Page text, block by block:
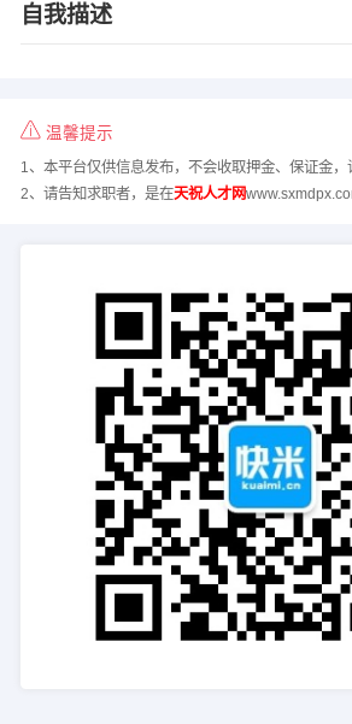
自我描述
温馨提示
1、本平台仅供信息发布，不会收取押金、保证金，
2、请告知求职者，是在天祝人才网